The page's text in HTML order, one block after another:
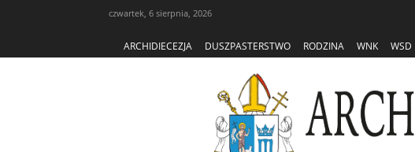
czwartek, 6 sierpnia, 2026
ARCHIDIECEZJA DUSZPASTERSTWO RODZINA WNK WSD